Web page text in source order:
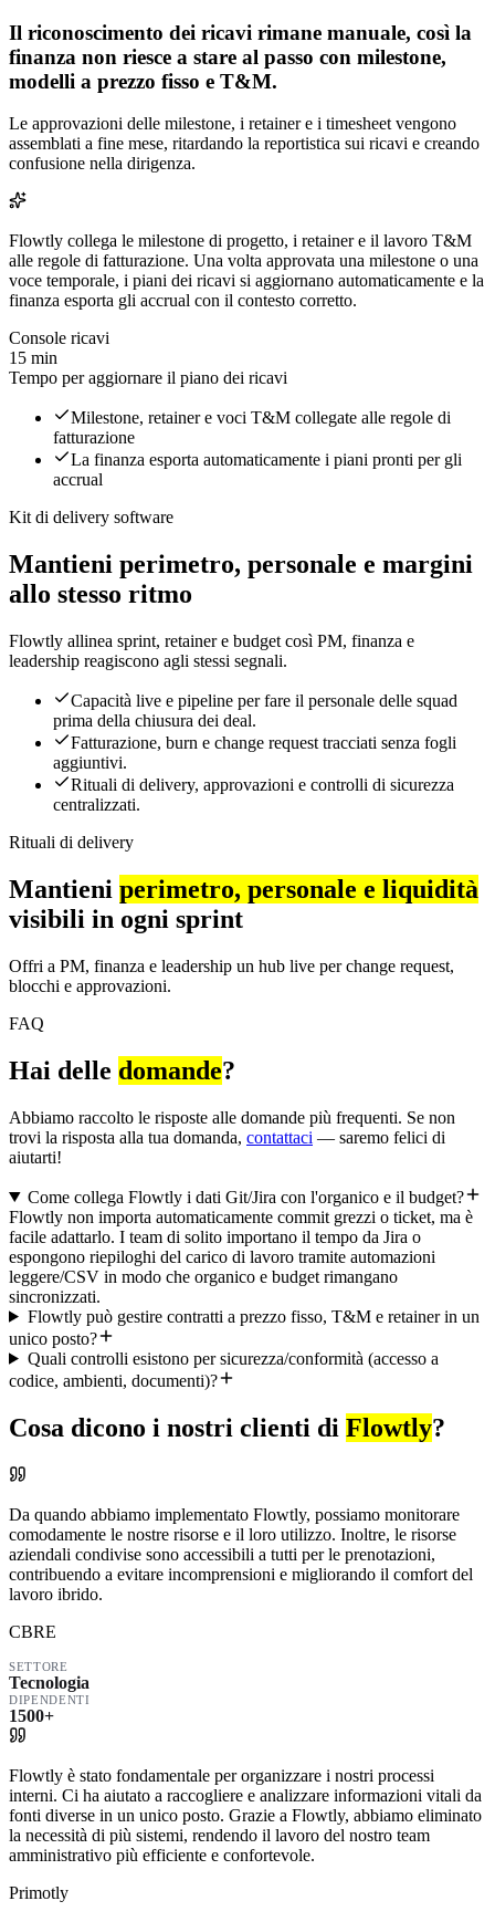
Il riconoscimento dei ricavi rimane manuale, così la
finanza non riesce a stare al passo con milestone,
modelli a prezzo fisso e T&M.
Le approvazioni delle milestone, i retainer e i timesheet vengono
assemblati a fine mese, ritardando la reportistica sui ricavi e creando
confusione nella dirigenza.
Flowtly collega le milestone di progetto, i retainer e il lavoro T&M
alle regole di fatturazione. Una volta approvata una milestone o una
voce temporale, i piani dei ricavi si aggiornano automaticamente e la
finanza esporta gli accrual con il contesto corretto.
Console ricavi
15 min
Tempo per aggiornare il piano dei ricavi
Milestone, retainer e voci T&M collegate alle regole di
fatturazione
La finanza esporta automaticamente i piani pronti per gli
accrual
Kit di delivery software
Mantieni perimetro, personale e margini
allo stesso ritmo
Flowtly allinea sprint, retainer e budget così PM, finanza e
leadership reagiscono agli stessi segnali.
Capacità live e pipeline per fare il personale delle squad
prima della chiusura dei deal.
Fatturazione, burn e change request tracciati senza fogli
aggiuntivi.
Rituali di delivery, approvazioni e controlli di sicurezza
centralizzati.
Rituali di delivery
Mantieni perimetro, personale e liquidità
visibili in ogni sprint
Offri a PM, finanza e leadership un hub live per change request,
blocchi e approvazioni.
FAQ
Hai delle domande?
Abbiamo raccolto le risposte alle domande più frequenti. Se non
trovi la risposta alla tua domanda, contattaci — saremo felici di
aiutarti!
Come collega Flowtly i dati Git/Jira con l'organico e il budget?
Flowtly non importa automaticamente commit grezzi o ticket, ma è
facile adattarlo. I team di solito importano il tempo da Jira o
espongono riepiloghi del carico di lavoro tramite automazioni
leggere/CSV in modo che organico e budget rimangano
sincronizzati.
Flowtly può gestire contratti a prezzo fisso, T&M e retainer in un
unico posto?
Quali controlli esistono per sicurezza/conformità (accesso a
codice, ambienti, documenti)?
Cosa dicono i nostri clienti di Flowtly?
Da quando abbiamo implementato Flowtly, possiamo monitorare
comodamente le nostre risorse e il loro utilizzo. Inoltre, le risorse
aziendali condivise sono accessibili a tutti per le prenotazioni,
contribuendo a evitare incomprensioni e migliorando il comfort del
lavoro ibrido.
CBRE
SETTORE
Tecnologia
DIPENDENTI
1500+
Flowtly è stato fondamentale per organizzare i nostri processi
interni. Ci ha aiutato a raccogliere e analizzare informazioni vitali da
fonti diverse in un unico posto. Grazie a Flowtly, abbiamo eliminato
la necessità di più sistemi, rendendo il lavoro del nostro team
amministrativo più efficiente e confortevole.
Primotly